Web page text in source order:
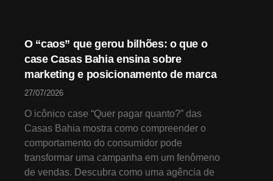
O “caos” que gerou bilhões: o que o
case Casas Bahia ensina sobre
marketing e posicionamento de marca
27/07/2026
O icônico case “Quer pagar quanto?” das
Casas Bahia mostra como compreender o
comportamento do consumidor pode
transformar uma campanha em um fenômeno
de vendas. Descubra como uma agência de